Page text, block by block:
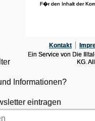
F�r den Inhalt der
Kontakt
Ein Service von Die
KG.
Informationen?
eintragen